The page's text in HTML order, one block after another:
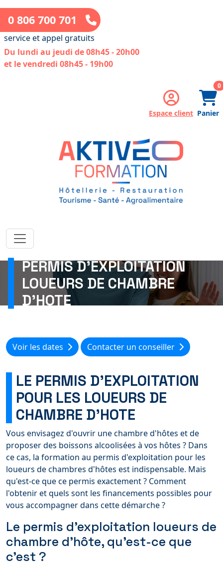
0 806 700 701
service et appel gratuits
Du lundi au jeudi de 08h45 - 20h00
et le vendredi 08h45 - 19h00
Espace client Panier
0
PERMIS D’EXPLOITATION
LOUEURS DE CHAMBRE
D’HOTE
Voir les dates Contacter un conseiller
LE PERMIS D’EXPLOITATION
POUR LES LOUEURS DE
CHAMBRE D’HOTE
Vous envisagez d'ouvrir une chambre d'hôtes et de
proposer des boissons alcoolisées à vos hôtes ? Dans
ce cas, la formation au permis d'exploitation pour les
loueurs de chambres d'hôtes est indispensable. Mais
qu'est-ce que ce permis exactement ? Comment
l'obtenir et quels sont les financements possibles pour
vous accompagner dans cette démarche ?
Le permis d’exploitation loueurs de
chambre d’hôte, qu’est-ce que
c’est ?